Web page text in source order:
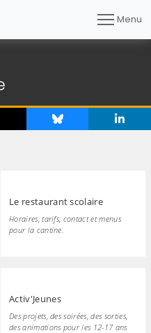
Menu
Le restaurant scolaire
Horaires, tarifs, contact et menus
pour la cantine.
Activ'Jeunes
Des projets, des soirées, des sorties,
des animations pour les 12-17 ans